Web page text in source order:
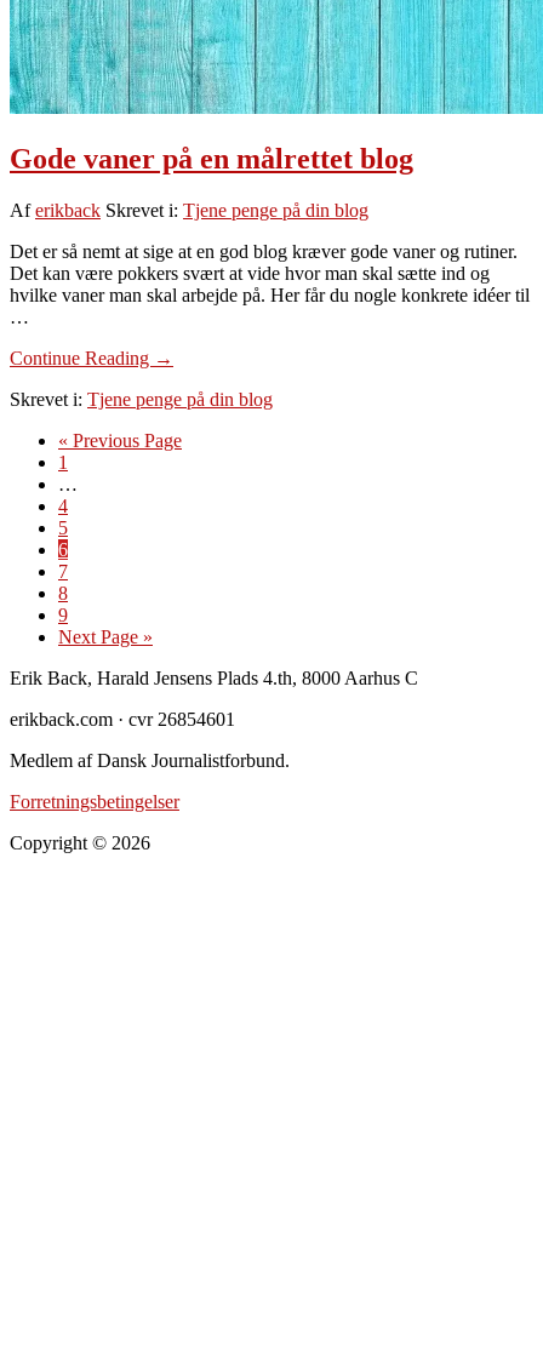
Gode vaner på en målrettet blog
Aferikback Skrevet i: Tjene penge på din blog
Det er så nemt at sige at en god blog kræver gode vaner og rutiner.
Det kan være pokkers svært at vide hvor man skal sætte ind og
hvilke vaner man skal arbejde på. Her får du nogle konkrete idéer til
…
Continue Reading om
vaner
en
→
Skrevet i: Tjene penge på din blog
« Go
Previous Page
Side
1
pages
omitted
…
Side
4
Side
5
Side
6
Side
7
Side
8
Side
9
Go
Next Page »
Footer
Erik Back, Harald Jensens Plads 4.th, 8000 Aarhus C
erikback.com · cvr 26854601
Medlem af Dansk Journalistforbund.
Forretningsbetingelser
Copyright © 2026